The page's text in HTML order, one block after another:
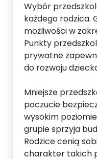
Wybór
każdego rodzica.
możliwości w
Punkty
prywatne
do rozwoju
Mniejsze
poczucie
wysokim
grupie sprzyja
Rodzice cenią
charakter takich